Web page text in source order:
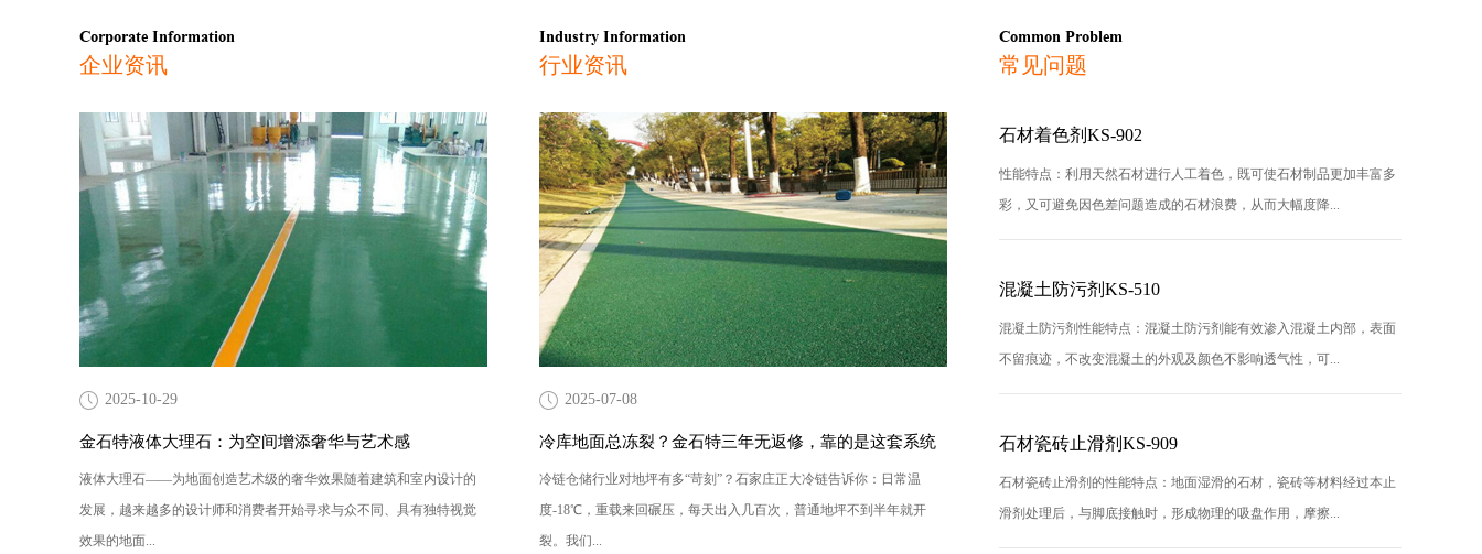
Corporate Information
企业资讯
2025-10-29
金石特液体大理石：为空间增添奢华与艺术感
液体大理石——为地面创造艺术级的奢华效果随着建筑和室内设计的
发展，越来越多的设计师和消费者开始寻求与众不同、具有独特视觉
效果的地面...
Industry Information
行业资讯
2025-07-08
冷库地面总冻裂？金石特三年无返修，靠的是这套系统
冷链仓储行业对地坪有多“苛刻”？石家庄正大冷链告诉你：日常温
度-18℃，重载来回碾压，每天出入几百次，普通地坪不到半年就开
裂。我们...
Common Problem
常见问题
石材着色剂KS-902
性能特点：利用天然石材进行人工着色，既可使石材制品更加丰富多
彩，又可避免因色差问题造成的石材浪费，从而大幅度降...
混凝土防污剂KS-510
混凝土防污剂性能特点：混凝土防污剂能有效渗入混凝土内部，表面
不留痕迹，不改变混凝土的外观及颜色不影响透气性，可...
石材瓷砖止滑剂KS-909
石材瓷砖止滑剂的性能特点：地面湿滑的石材，瓷砖等材料经过本止
滑剂处理后，与脚底接触时，形成物理的吸盘作用，摩擦...